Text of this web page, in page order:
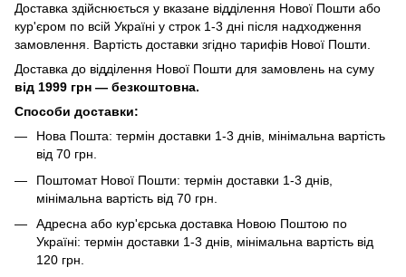
Доставка здійснюється у вказане відділення Нової Пошти або
кур'єром по всій Україні у строк 1-3 дні після надходження
замовлення. Вартість доставки згідно тарифів Нової Пошти.
Доставка до відділення Нової Пошти для замовлень на суму
від 1999 грн — безкоштовна.
Способи доставки:
Нова Пошта: термін доставки 1-3 днів, мінімальна вартість
від 70 грн.
Поштомат Нової Пошти: термін доставки 1-3 днів,
мінімальна вартість від 70 грн.
Адресна або кур'єрська доставка Новою Поштою по
Україні: термін доставки 1-3 днів, мінімальна вартість від
120 грн.